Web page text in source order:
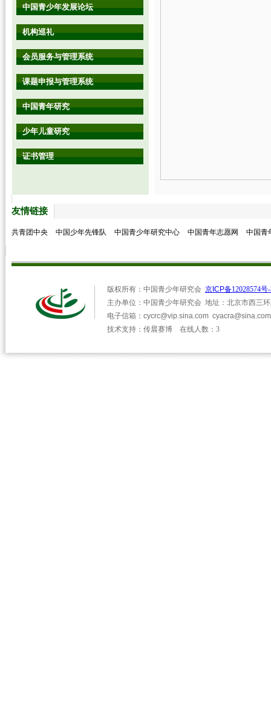
中国青少年发展论坛
机构巡礼
会员服务与管理系统
课题申报与管理系统
中国青年研究
少年儿童研究
证书管理
友情链接
共青团中央 中国少年先锋队 中国青少年研究中心 中国青年志愿网 中国青
版权所有：中国青少年研究会 京 ICP备12028574号
主办单位：中国青少年研究会 地址：北京市西三
电子信箱： cycrc@vip.sina.com cyacra@sina.com
技术支持： 传晨赛博 在线人数：3